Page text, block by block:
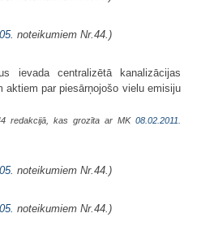
noteikumiem Nr.44.)
ievada centralizētā kanalizācijas
par piesārņojošo vielu emisiju
redakcijā, kas grozīta ar MK 08.02.2011.
noteikumiem Nr.44.)
noteikumiem Nr.44.)